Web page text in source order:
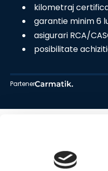
kilometraj
garantie minim 6
asigurari RCA/
posibilitate
Partener